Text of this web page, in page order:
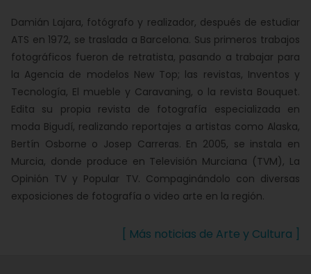
Damián Lajara, fotógrafo y realizador, después de estudiar
ATS en 1972, se traslada a Barcelona. Sus primeros trabajos
fotográficos fueron de retratista, pasando a trabajar para
la Agencia de modelos New Top; las revistas, Inventos y
Tecnología, El mueble y Caravaning, o la revista Bouquet.
Edita su propia revista de fotografía especializada en
moda Bigudí, realizando reportajes a artistas como Alaska,
Bertín Osborne o Josep Carreras. En 2005, se instala en
Murcia, donde produce en Televisión Murciana (TVM), La
Opinión TV y Popular TV. Compaginándolo con diversas
exposiciones de fotografía o video arte en la región.
[ Más noticias de Arte y Cultura ]